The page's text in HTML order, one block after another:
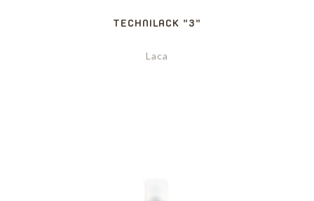
TECHNILACK "3"
Laca